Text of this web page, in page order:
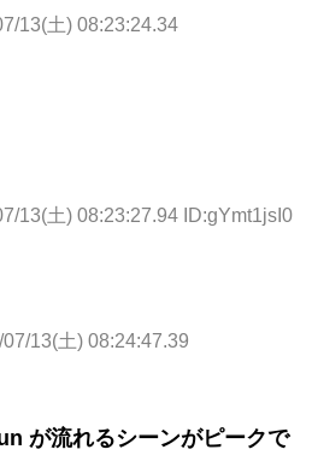
13(土) 08:23:24.34
13(土) 08:23:27.94 ID:gYmt1jsI0
13(土) 08:24:47.39
が流れるシーンがピークで